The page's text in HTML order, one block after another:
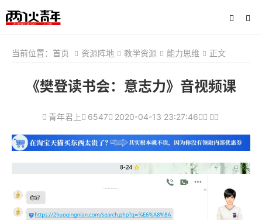
当前位置： 首页 资源阵地 教学资源 能力思维 正文
《樊登读书会：意志力》音视频课
青年君上 6547 2020-04-13 23:27:46